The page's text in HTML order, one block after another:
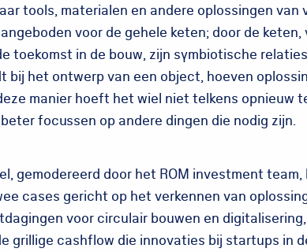
tools, materialen en andere oplossingen
voor de gehele keten; door de keten,
toekomst in de bouw, zijn symbiotische
bij het ontwerp van een object, hoeven
manier hoeft het wiel niet telkens opnieuw
focussen op andere dingen die nodig zijn.
gemodereerd door het ROM investment
cases gericht op het verkennen van
voor circulair bouwen en
grillige cashflow die innovaties bij startups in